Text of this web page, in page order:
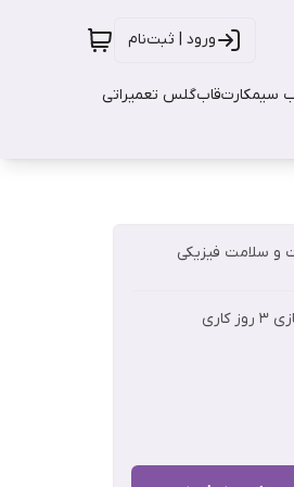
ورود | ثبت‌نام
سیمکارتقابگلس تعمیراتی
و سلامت فیزیکی
3 روز کاری